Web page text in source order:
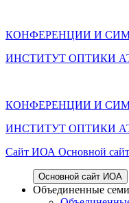
КОНФЕРЕНЦИИ И
ИНСТИТУТ ОПТИКИ
КОНФЕРЕНЦИИ И
ИНСТИТУТ ОПТИКИ
Cайт ИОА Основной
Основной сайт ИОА
Объединенные